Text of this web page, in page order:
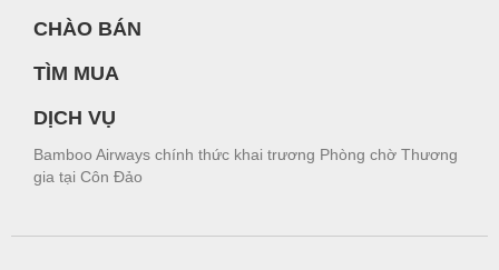
CHÀO BÁN
TÌM MUA
DỊCH VỤ
Bamboo Airways chính thức khai trương Phòng chờ Thương
gia tại Côn Đảo